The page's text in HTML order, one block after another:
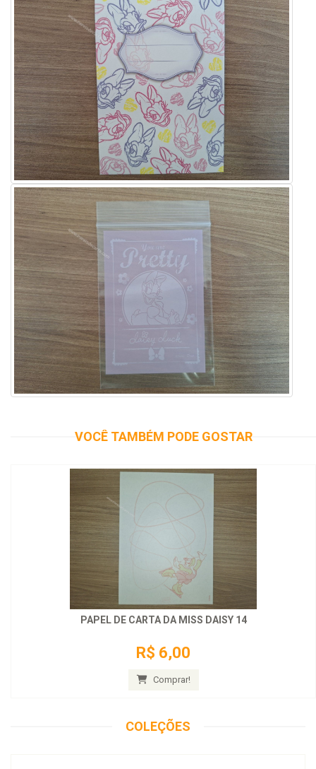
VOCÊ TAMBÉM PODE GOSTAR
PAPEL DE CARTA DA MISS DAISY 14
R$ 6,00
Comprar!
COLEÇÕES